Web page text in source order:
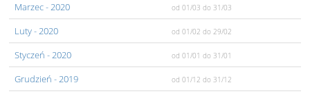
Marzec- 2020 od 01/03 do 31/03
Luty- 2020 od 01/02 do 29/02
Styczeń - 2020 od 01/01 do 31/01
Grudzień - 2019 od 01/12 do 31/12